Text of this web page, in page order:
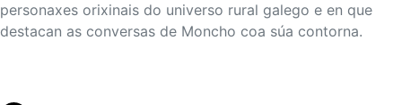
personaxes orixinais do universo rural galego e en que
destacan as conversas de Moncho coa súa contorna.